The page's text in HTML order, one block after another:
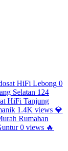
HiFi Lebong 0
Selatan 124
HiFi Tanjung
1.4K views 💎
Rumahan
0 views 🔥